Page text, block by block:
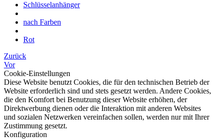
Schlüsselanhänger
nach Farben
Rot
Zurück
Vor
Cookie-Einstellungen
Diese Website benutzt Cookies, die für den technischen Betrieb der
Website erforderlich sind und stets gesetzt werden. Andere Cookies,
die den Komfort bei Benutzung dieser Website erhöhen, der
Direktwerbung dienen oder die Interaktion mit anderen Websites
und sozialen Netzwerken vereinfachen sollen, werden nur mit Ihrer
Zustimmung gesetzt.
Konfiguration